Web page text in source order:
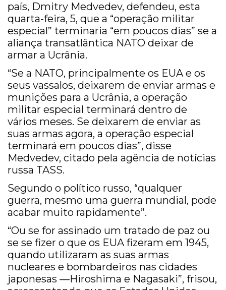
país, Dmitry Medvedev, defendeu, esta
quarta-feira, 5, que a “operação militar
especial” terminaria “em poucos dias” se a
aliança transatlântica NATO deixar de
armar a Ucrânia.
“Se a NATO, principalmente os EUA e os
seus vassalos, deixarem de enviar armas e
munições para a Ucrânia, a operação
militar especial terminará dentro de
vários meses. Se deixarem de enviar as
suas armas agora, a operação especial
terminará em poucos dias”, disse
Medvedev, citado pela agência de notícias
russa TASS.
Segundo o político russo, “qualquer
guerra, mesmo uma guerra mundial, pode
acabar muito rapidamente”.
“Ou se for assinado um tratado de paz ou
se se fizer o que os EUA fizeram em 1945,
quando utilizaram as suas armas
nucleares e bombardeiros nas cidades
japonesas —Hiroshima e Nagasaki”, frisou,